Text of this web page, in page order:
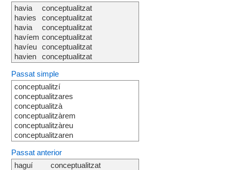
havia
havies
havia
havíem
havíeu
havien
conceptualitzat
conceptualitzat
conceptualitzat
conceptualitzat
conceptualitzat
conceptualitzat
Passat simple
conceptualitzí
conceptualitzares
conceptualitzà
conceptualitzàrem
conceptualitzàreu
conceptualitzaren
Passat anterior
haguí
conceptualitzat